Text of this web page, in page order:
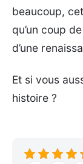
beaucoup,
qu’un coup
d’une
Et si vous
histoire ?